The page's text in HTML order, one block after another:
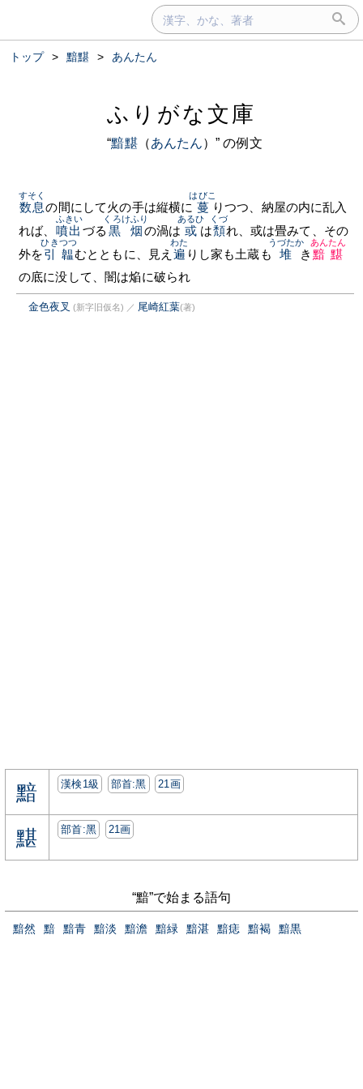
トップ > 黯黮 > あんたん
ふりがな文庫
“黯黮（あんたん）” の例文
数息
すそく
の間にして火の手は縦横に 蔓
はびこ
りつつ、納屋の内に乱入
れば、 噴出
ふきい
づる 黒烟
くろけふり
の渦は 或
あるひ
は頽
くづ
れ、或は畳みて、その
外を引韞
ひきつつ
むとともに、見え 遍
わた
りし家も土蔵も 堆
うづたか
き 黯黮
あんたん
の底に没して、闇は焔に破られ
金色夜叉 (新字旧仮名) ／ 尾崎紅葉(著)
黯 漢検1級 部首:⿊ 21画
黮 部首:⿊ 21画
“黯”で始まる語句
黯然 黯 黯青 黯淡 黯澹 黯緑 黯湛 黯痣 黯褐 黯黒